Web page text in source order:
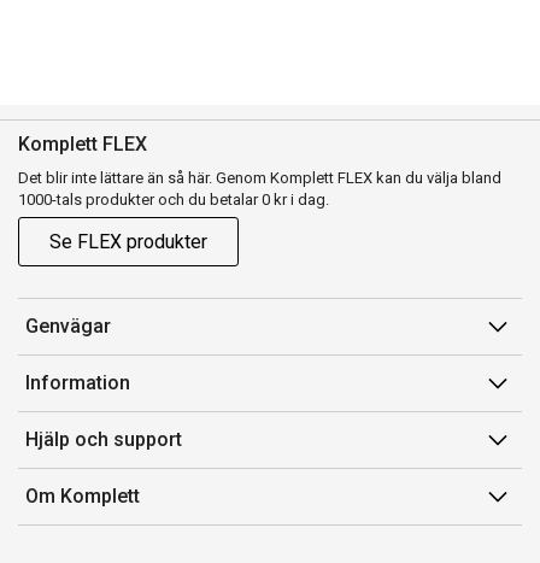
Komplett FLEX
Det blir inte lättare än så här. Genom Komplett FLEX kan du välja bland
1000-tals produkter och du betalar 0 kr i dag.
Se FLEX produkter
Genvägar
Konto
Orderhistorik
Presentkort
Komplett Club
Information
Försäljningsvillkor
Medlemsvillkor for Komplett Club
Lediga tjänster
Hjälp och support
Kontakta oss
Kundservice
Om Komplett